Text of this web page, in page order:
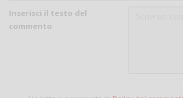
Inserisci il testo del
commento